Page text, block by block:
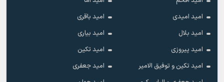
امید امیدی
امید باقری
امید بلال
امید بیاری
امید پیروزی
امید تکین
امید تکین و توفیق الامیر
امید جعفری